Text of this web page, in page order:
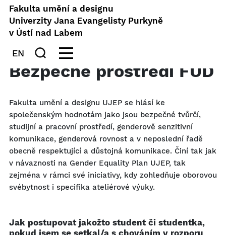
Fakulta umění a designu
Univerzity Jana Evangelisty Purkyně
v Ústí nad Labem
EN
Bezpečné prostředí FUD
Fakulta umění a designu UJEP se hlásí ke
společenským hodnotám jako jsou bezpečné tvůrčí,
studijní a pracovní prostředí, genderově senzitivní
komunikace, genderová rovnost a v neposlední řadě
obecně respektující a důstojná komunikace. Činí tak jak
v návaznosti na Gender Equality Plan UJEP, tak
zejména v rámci své iniciativy, kdy zohledňuje oborovou
svébytnost i specifika ateliérové výuky.
Jak postupovat jakožto student či studentka,
pokud jsem se setkal/a s chováním v rozporu